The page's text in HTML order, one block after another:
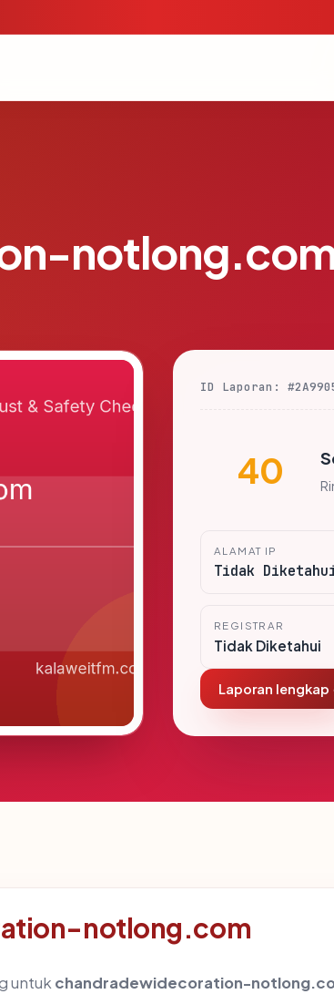
ID Laporan:
40
ALAMAT IP
Tidak
REGISTRAR
Tidak Diketahui
Laporan lengkap
notlong.com
untuk chandradewidecoration-